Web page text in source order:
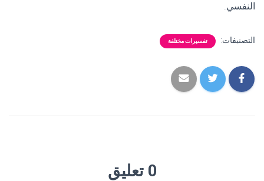
النفسي.
التصنيفات: تفسيرات مختلفة
0 تعليق